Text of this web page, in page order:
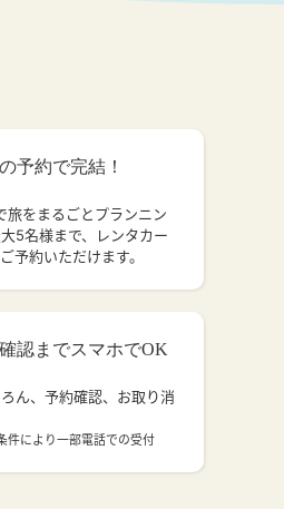
予約で完結！
旅をまるごとプランニン
5名様まで、レンタカー
予約いただけます。
認までスマホでOK
ん、予約確認、お取り消
件により一部電話での受付